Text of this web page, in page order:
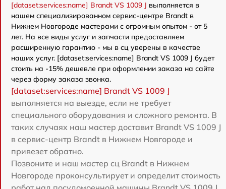
[dataset:services:name] Brandt VS 1009 J выполняется в
нашем специализированном сервис-центре Brandt в
Нижнем Новгороде мастерами с огромным опытом - от 5
лет. На все виды услуг и запчасти предоставляем
расширенную гарантию - мы в сц уверены в качестве
наших услуг. [dataset:services:name] Brandt VS 1009 J будет
стоить на -15% дешевле при оформлении заказа на сайте
через форму заказа звонка.
[dataset:services:name] Brandt VS 1009 J
выполняется на выезде, если не требует
специального оборудования и сложного ремонта. В
таких случаях наш мастер доставит Brandt VS 1009 J
в сервис-центр Brandt в Нижнем Новгороде и
привезет обратно.
Позвоните и наш мастер сц Brandt в Нижнем
Новгороде проконсультирует и определит стоимость